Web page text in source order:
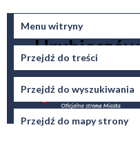
Menu witryny
Przejdź do treści
Przejdź do wyszukiwania
Przejdź do mapy strony
Miasto
Hrubieszów